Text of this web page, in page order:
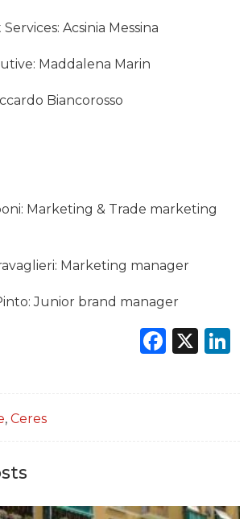
Acsinia Messina
Maddalena Marin
Biancorosso
Marketing & Trade marketing
Marketing manager
Junior brand manager
X
, Ceres